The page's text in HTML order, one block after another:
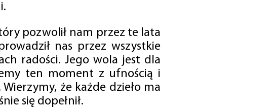
pozwolił nam przez te lata
nas przez wszystkie
radości. Jego wola jest dla
ten moment z ufnością i
że każde dzieło ma
się dopełnił.